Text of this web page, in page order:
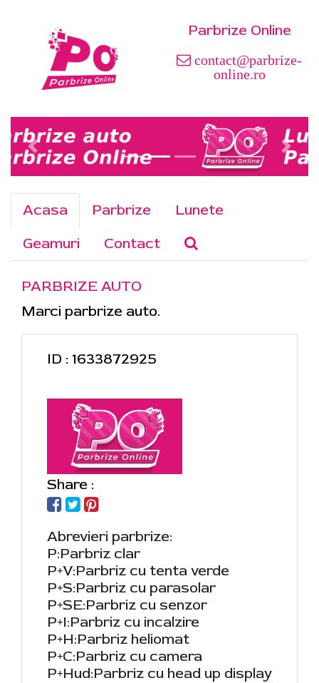
Parbrize Online
contact@parbrize-
online.ro
Acasa Parbrize
Lunete
Geamuri
Contact
PARBRIZE AUTO
Marci parbrize auto.
ID : 1633872925
Share :
Abrevieri parbrize:
P:Parbriz clar
P+V:Parbriz cu tenta verde
P+S:Parbriz cu parasolar
P+SE:Parbriz cu senzor
P+I:Parbriz cu incalzire
P+H:Parbriz heliomat
P+C:Parbriz cu camera
P+Hud:Parbriz cu head up display